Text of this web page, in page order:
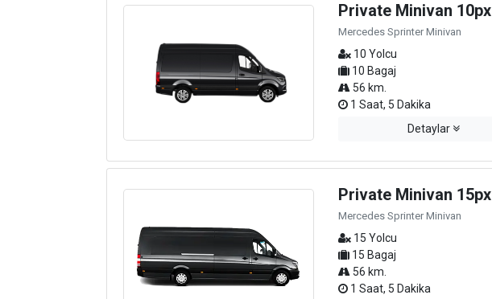
Private Minivan 10px
Mercedes Sprinter Minivan
10 Yolcu
10 Bagaj
56 km.
1 Saat, 5 Dakika
Detaylar
Private Minivan 15px
Mercedes Sprinter Minivan
15 Yolcu
15 Bagaj
56 km.
1 Saat, 5 Dakika